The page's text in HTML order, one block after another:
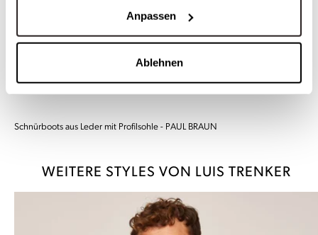
Anpassen
Ablehnen
Schnürboots aus Leder mit Profilsohle - PAUL BRAUN
WEITERE STYLES VON LUIS TRENKER